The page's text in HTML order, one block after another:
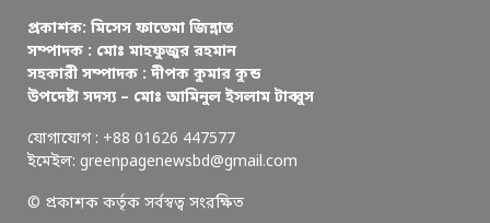
প্রকাশক: মিসেস ফাতেমা জিন্নাত
সম্পাদক : মোঃ মাহফুজুর রহমান
সহকারী সম্পাদক : দীপক কুমার কুন্ড
উপদেষ্টা সদস্য – মোঃ আমিনুল ইসলাম টাব্বুস
যোগাযোগ : +88 01626 447577
ইমেইল: greenpagenewsbd@gmail.com
© প্রকাশক কর্তৃক সর্বস্বত্ব সংরক্ষিত